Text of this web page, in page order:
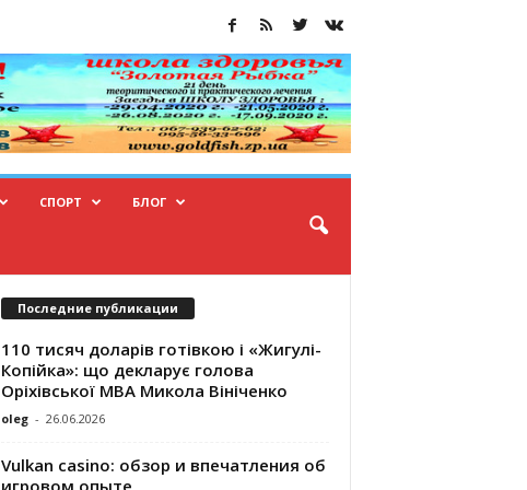
СПОРТ БЛОГ
Последние публикации
110 тисяч доларів готівкою і «Жигулі-
Копійка»: що декларує голова
Оріхівської МВА Микола Вініченко
oleg - 26.06.2026
Vulkan casino: обзор и впечатления об
игровом опыте